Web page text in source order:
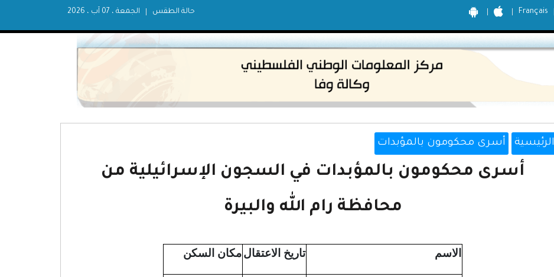
Français الجمعة ، 07 آب ، 2026 حالة الطقس
الرئيسية أسرى محكومون بالمؤبدات
أسرى محكومون بالمؤبدات في السجون الإسرائيلية من
محافظة رام الله والبيرة
الاسم تاريخ الاعتقالمكان السكن